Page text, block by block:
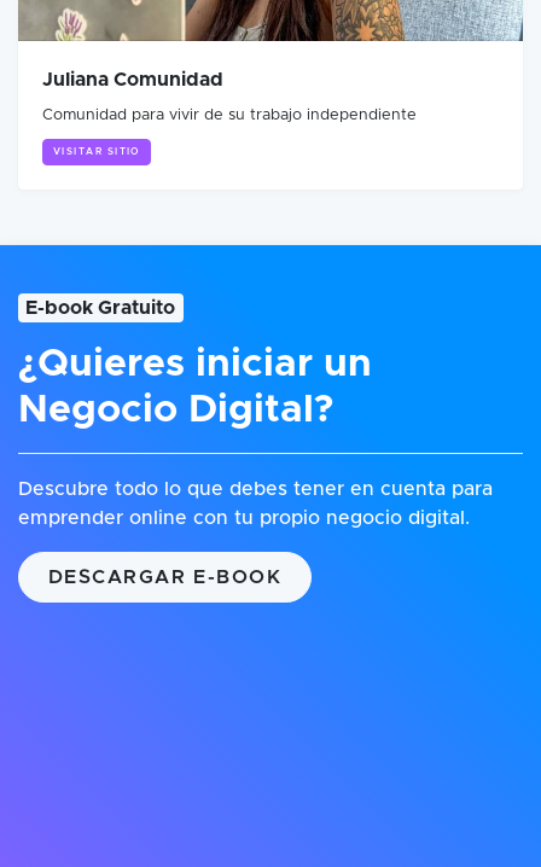
Juliana Comunidad
Comunidad para vivir de su trabajo independiente
VISITAR SITIO
E-book Gratuito
¿Quieres iniciar un
Negocio Digital?
Descubre todo lo que debes tener en cuenta para
emprender online con tu propio negocio digital.
DESCARGAR E-BOOK